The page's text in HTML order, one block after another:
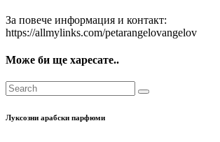
За повече информация и контакт:
https://allmylinks.com/petarangelovangelov
Може би ще харесате..
Луксозни арабски парфюми